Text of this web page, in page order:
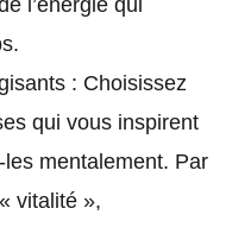
: Choisissez
qui vous inspirent
les mentalement. Par
vitalité »,